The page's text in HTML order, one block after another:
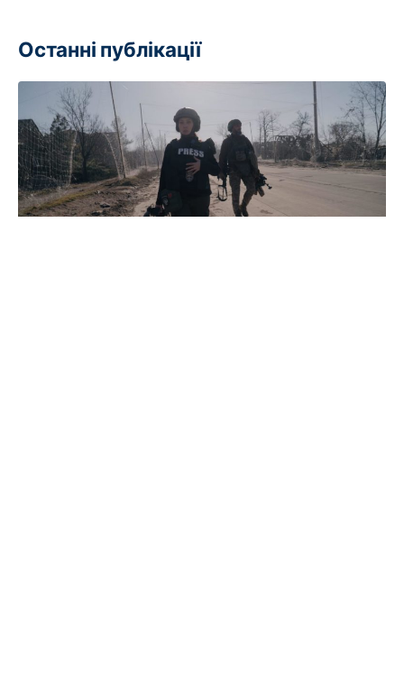
Останні публікації